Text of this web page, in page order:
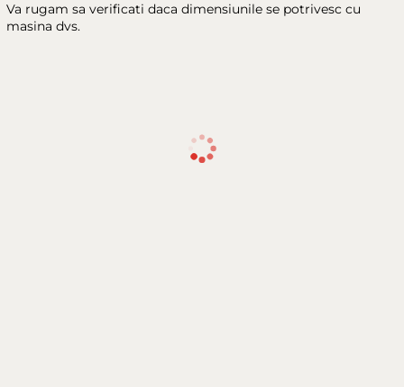
Va rugam sa verificati daca dimensiunile se potrivesc cu
masina dvs.